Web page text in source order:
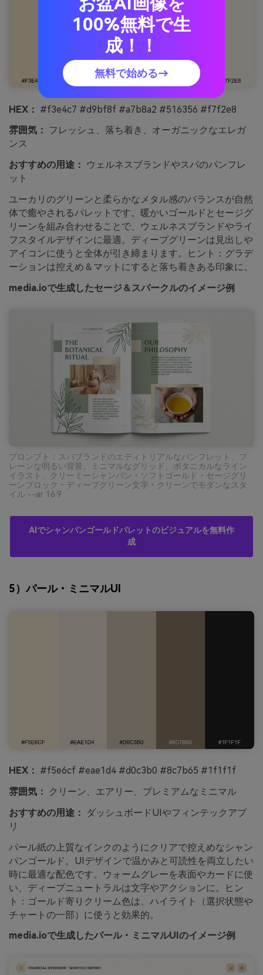
HEX： #f3e4c7 #d9bf8f #a7b8a2 #516356 #f7f2e8
雰囲気：
フレッシュ、落ち着き、オーガニックなエレガ
ンス
おすすめの用途：
ウェルネスブランドやスパのパンフレ
ット
ユーカリのグリーンと柔らかなメタル感のバランスが自然
体で癒やされるパレットです。暖かいゴールドとセージグ
リーンを組み合わせることで、ウェルネスブランドやライ
フスタイルデザインに最適。ディープグリーンは見出しや
アイコンに使うと全体が引き締まります。ヒント：グラデ
ーションは控えめ＆マットにすると落ち着きある印象に。
media.ioで生成したセージ＆スパークルのイメージ例
プロンプト：スパブランドのエディトリアルなパンフレット、プ
レーンな明るい背景、ミニマルなグリッド、ボタニカルなライン
イラスト、クリーミーシャンパン・ソフトゴールド・セージグリ
ーンブロック・ディープグリーン文字・クリーンでモダンなスタ
イル --ar 16:9
AIでシャンパンゴールドパレットのビジュアルを無料作
成
5）パール・ミニマルUI
HEX： #f5e6cf #eae1d4 #d0c3b0 #8c7b65 #1f1f1f
雰囲気：
クリーン、エアリー、プレミアムなミニマル
おすすめの用途：
ダッシュボードUIやフィンテックアプ
リ
パール紙の上質なインクのようにクリアで控えめなシャン
パンゴールド。UIデザインで温かみと可読性を両立したい
時に最適な配色です。ウォームグレーを表面やカードに使
い、ディープニュートラルは文字やアクションに。ヒン
ト：ゴールド寄りクリーム色は、ハイライト（選択状態や
チャートの一部）に使うと効果的。
media.ioで生成したパール・ミニマルUIのイメージ例
100%無料で生
成！！
無料で始める→